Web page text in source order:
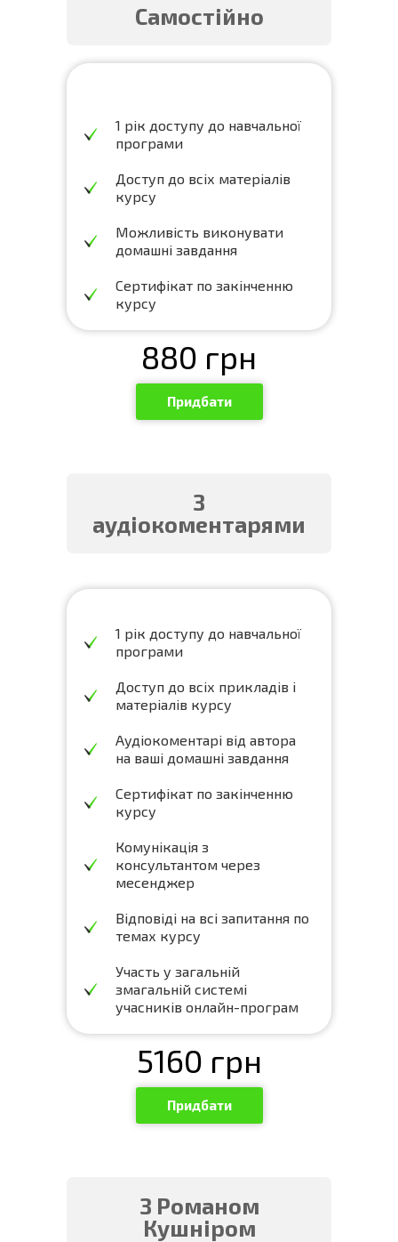
Самостійно
1 рік доступу до навчальної
програми
Доступ до всіх матеріалів
курсу
Можливість виконувати
домашні завдання
Сертифікат по закінченню
курсу
880 грн
Придбати
З
аудіокоментарями
1 рік доступу до навчальної
програми
Доступ до всіх прикладів і
матеріалів курсу
Аудіокоментарі від автора
на ваші домашні завдання
Сертифікат по закінченню
курсу
Комунікація з
консультантом через
месенджер
Відповіді на всі запитання по
темах курсу
Участь у загальній
змагальній системі
учасників онлайн-програм
5160 грн
Придбати
З Романом
Кушніром